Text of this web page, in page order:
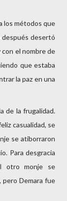
los métodos que
desertó
el nombre de
que estaba
la paz en una
de la frugalidad.
casualidad, se
se atiborraron
Para desgracia
otro monje se
pero Demara fue